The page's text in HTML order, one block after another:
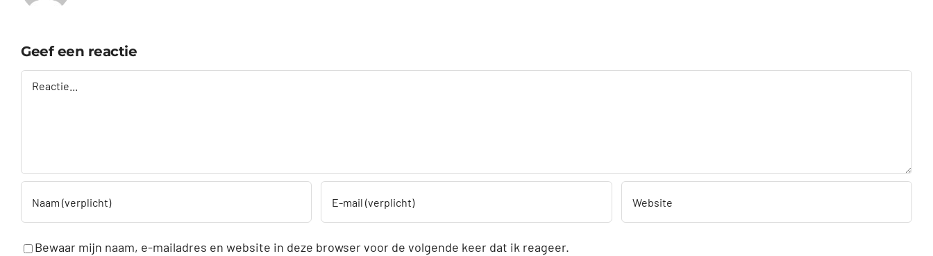
Geef een reactie
Reactie
Bewaar mijn naam, e-mailadres en website in deze browser voor de volgende keer dat ik reageer.